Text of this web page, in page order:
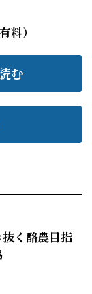
料）
む
く酪農目指